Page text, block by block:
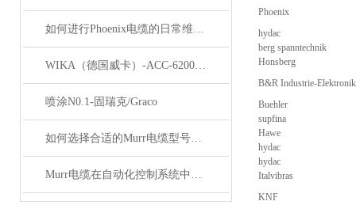
如何进行Phoenix电缆的日常维护和保养？
WIKA（德国威卡）-ACC-6200系列压力变送器简介
喷涂N0.1-固瑞克/Graco
如何选择合适的Murr电缆型号和规格？
Murr电缆在自动化控制系统中的应用
Phoenix
hydac
berg spanntechnik
Honsberg
B&R Industrie-
Buehler
supfina
Hawe
hydac
hydac
Italvibras
KNF